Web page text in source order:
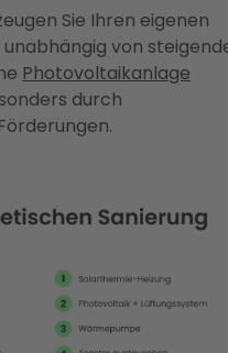
Sie Ihren eigenen
von
Photovoltaikanlage
durch